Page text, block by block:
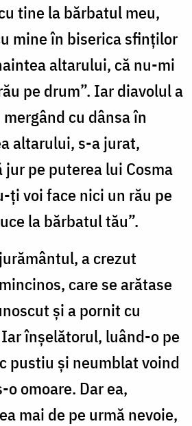
tine la bărbatul meu,
mine în biserica sfinților
altarului, că nu-mi
pe drum”. Iar diavolul a
cu dânsa în
altarului, s-a jurat,
jur pe puterea lui Cosma
ți voi face nici un rău pe
la bărbatul tău”.
a crezut
care se arătase
și a pornit cu
înșelătorul, luând-o pe
pustiu și neumblat voind
omoare. Dar ea,
mai de pe urmă nevoie,